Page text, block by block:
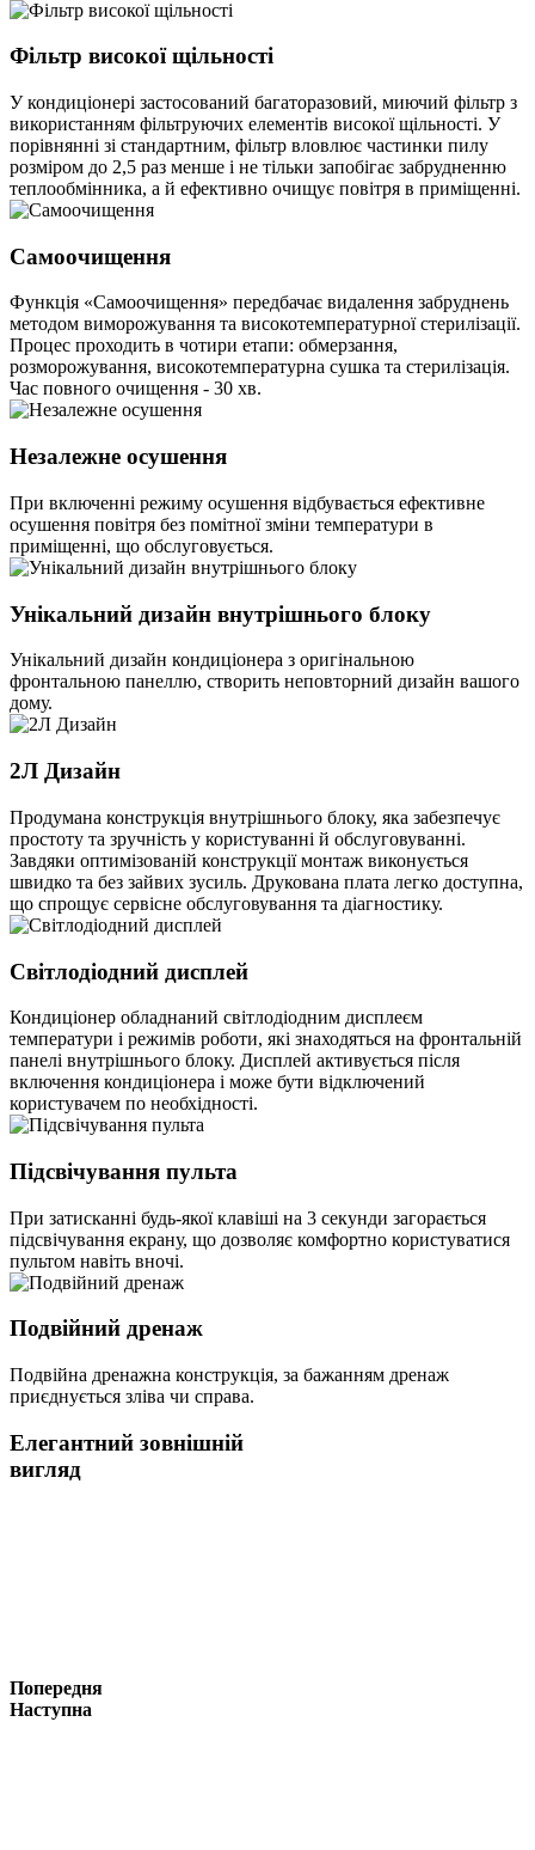
Фільтр високої щільності
У кондиціонері застосований багаторазовий, миючий фільтр з
використанням фільтруючих елементів високої щільності. У
порівнянні зі стандартним, фільтр вловлює частинки пилу
розміром до 2,5 раз менше і не тільки запобігає забрудненню
теплообмінника, а й ефективно очищує повітря в приміщенні.
Самоочищення
Функція «Самоочищення» передбачає видалення забруднень
методом виморожування та високотемпературної стерилізації.
Процес проходить в чотири етапи: обмерзання,
розморожування, високотемпературна сушка та стерилізація.
Час повного очищення - 30 хв.
Незалежне осушення
При включенні режиму осушення відбувається ефективне
осушення повітря без помітної зміни температури в
приміщенні, що обслуговується.
Унікальний дизайн внутрішнього блоку
Унікальний дизайн кондиціонера з оригінальною
фронтальною панеллю, створить неповторний дизайн вашого
дому.
2Л Дизайн
Продумана конструкція внутрішнього блоку, яка забезпечує
простоту та зручність у користуванні й обслуговуванні.
Завдяки оптимізованій конструкції монтаж виконується
швидко та без зайвих зусиль. Друкована плата легко доступна,
що спрощує сервісне обслуговування та діагностику.
Світлодіодний дисплей
Кондиціонер обладнаний світлодіодним дисплеєм
температури і режимів роботи, які знаходяться на фронтальній
панелі внутрішнього блоку. Дисплей активується після
включення кондиціонера і може бути відключений
користувачем по необхідності.
Підсвічування пульта
При затисканні будь-якої клавіші на 3 секунди загорається
підсвічування екрану, що дозволяє комфортно користуватися
пультом навіть вночі.
Подвійний дренаж
Подвійна дренажна конструкція, за бажанням дренаж
приєднується зліва чи справа.
Елегантний зовнішній
вигляд
Попередня
Наступна